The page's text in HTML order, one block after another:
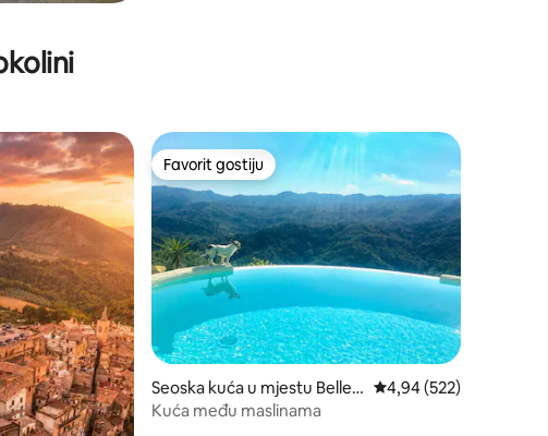
Favorit gostiju
Favorit gostiju
Seoska kuća u mjestu Belleg
ra
prosječna ocjena 4,94
4,94 (522)
Kuća među maslinama